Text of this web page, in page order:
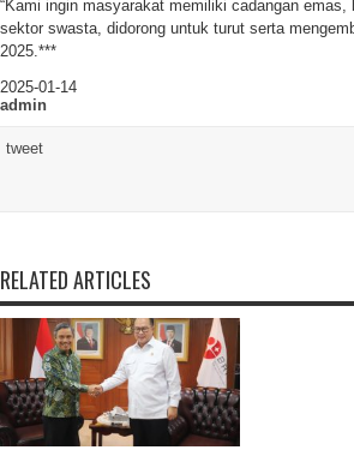
“Kami ingin masyarakat memiliki cadangan
sektor swasta, didorong untuk turut serta
2025.***
2025-01-14
admin
tweet
RELATED ARTICLES